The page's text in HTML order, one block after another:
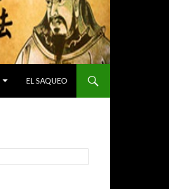
EL SAQUEO